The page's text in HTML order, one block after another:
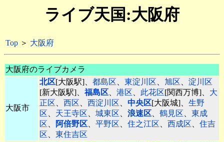
ライブ天国:大阪府
Top ＞ 大阪府
大阪府のライブカメラ
大阪市
北区[大阪駅]、 都島区、 東淀川区、 旭区、 淀川区
[新大阪駅]、 福島区、 港区、 此花区[関西万博]、 大
正区、 西区、 西淀川区、 中央区[大阪城]、 生野
区、 天王寺区、 城東区、 浪速区、 鶴見区、 東成
区、 阿倍野区、 平野区、 住之江区、 西成区、 住吉
区、 東住吉区